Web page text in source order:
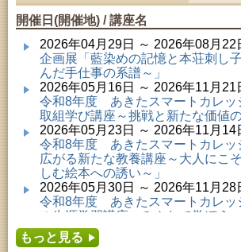
開催日(開催地) / 講座名
2026年04月29日 ～ 2026年08月22
企画展「藍染めの記憶と本荘刺し
んだ手仕事の系譜～」
2026年05月16日 ～ 2026年11月21
令和8年度 あきたスマートカレッ
取組学び講座～挑戦と新たな価値の
2026年05月23日 ～ 2026年11月14
令和8年度 あきたスマートカレッ
広がる新たな教養講座～大人にこ
しむ絵本への誘い～」
2026年05月30日 ～ 2026年11月28
令和8年度 あきたスマートカレッ
の生涯学習講座～みんなで学ぼう
う～」
2026年06月02日 ～ 2026年11月30
もっと見る